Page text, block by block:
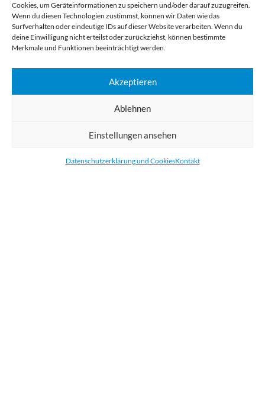
Cookies, um Geräteinformationen zu speichern und/oder darauf zuzugreifen.
Wenn du diesen Technologien zustimmst, können wir Daten wie das
Surfverhalten oder eindeutige IDs auf dieser Website verarbeiten. Wenn du
deine Einwilligung nicht erteilst oder zurückziehst, können bestimmte
Merkmale und Funktionen beeinträchtigt werden.
Akzeptieren
Ablehnen
Einstellungen ansehen
Datenschutzerklärung und CookiesKontakt
Digital Großformatdruck
Bestellen Sie gedruckte Werbemittel online für Ihr Unternehmen. Wir
und Aufkleber. Wir liefern unsere Druckprodukte Deutschland,